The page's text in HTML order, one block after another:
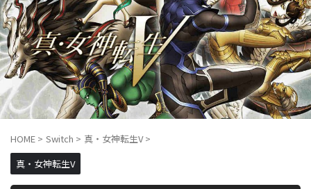
HOME > Switch > 真・女神転生V >
真・女神転生V